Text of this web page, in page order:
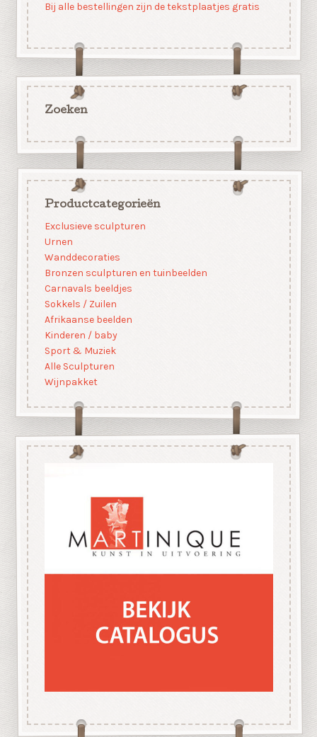
Bij alle bestellingen zijn de tekstplaatjes gratis
Zoeken
Productcategorieën
Exclusieve sculpturen
Urnen
Wanddecoraties
Bronzen sculpturen en tuinbeelden
Carnavals beeldjes
Sokkels / Zuilen
Afrikaanse beelden
Kinderen / baby
Sport & Muziek
Alle Sculpturen
Wijnpakket